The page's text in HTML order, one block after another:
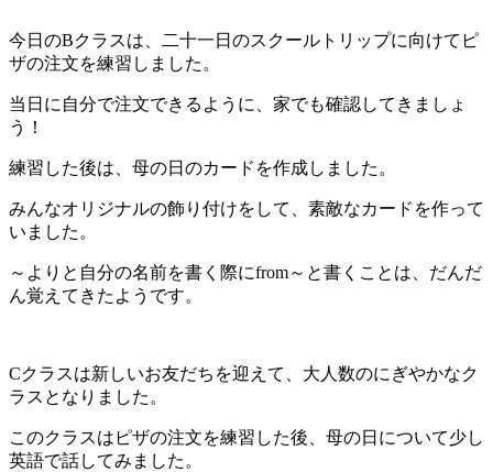
今日のBクラスは、二十一日のスクールトリップに向けてピ
ザの注文を練習しました。
当日に自分で注文できるように、家でも確認してきましょ
う！
練習した後は、母の日のカードを作成しました。
みんなオリジナルの飾り付けをして、素敵なカードを作って
いました。
～よりと自分の名前を書く際にfrom～と書くことは、だんだ
ん覚えてきたようです。
Cクラスは新しいお友だちを迎えて、大人数のにぎやかなク
ラスとなりました。
このクラスはピザの注文を練習した後、母の日について少し
英語で話してみました。